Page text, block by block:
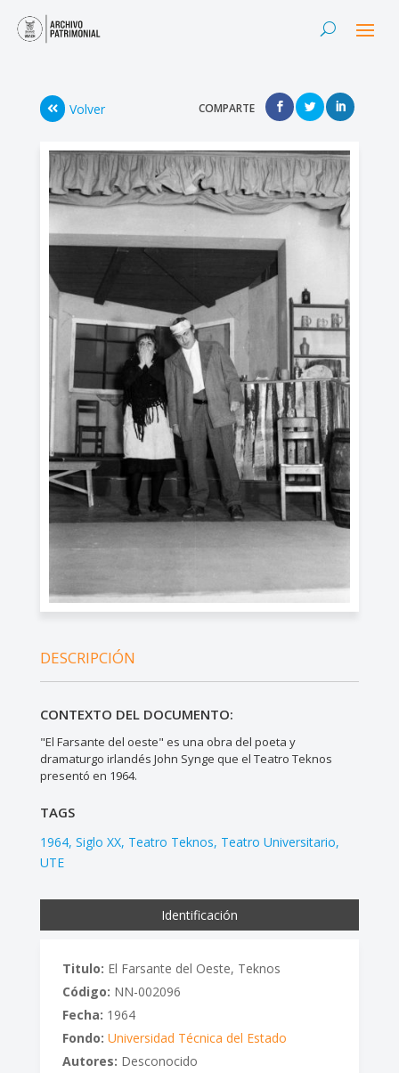
Volver COMPARTE
DESCRIPCIÓN
CONTEXTO DEL DOCUMENTO:
"El Farsante del oeste" es una obra del poeta y
dramaturgo irlandés John Synge que el Teatro Teknos
presentó en 1964.
TAGS
1964 Siglo XX Teatro Teknos Teatro Universitario
UTE
Identificación
Titulo: El Farsante del Oeste, Teknos
Código: NN-002096
Fecha: 1964
Fondo: Universidad Técnica del Estado
Autores: Desconocido